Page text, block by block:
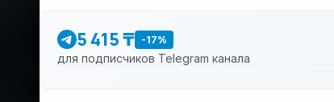
5 415 ₸ -17%
для подписчиков Telegram канала